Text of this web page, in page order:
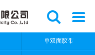
 
单双面胶带